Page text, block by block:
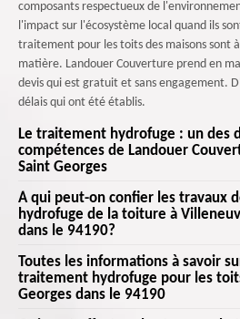
composants respectueux de
l'impact sur l'écosystème local quand ils
traitement pour les toits des maisons sont
matière. Landouer Couverture prend en
devis qui est gratuit et sans engagement.
délais qui ont été établis.
Le traitement hydrofuge : un des
compétences de Landouer
Saint Georges
Les opérations qui s'effectuent au niveau
nombreuses. Il est nécessaire de faire
opérations. Landouer Couverture maîtrise
s'agit d'un professionnel qui connait les
l'application des hydrofuges de
À qui peut-on confier les travaux
hydrofuge de la toiture à
dans le 94190?
Toutes les toitures doivent être en
entretenir de manière efficace. Des
appliquer. Ainsi, des opérations
Toutes les informations à savoir
traitement hydrofuge pour les
Georges dans le 94190